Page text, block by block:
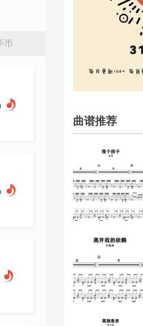
币
曲谱推荐